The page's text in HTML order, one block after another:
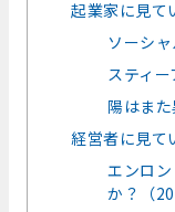
起業家に見て
ソーシ
スティ
陽はまた
経営者に見て
エンロ
か？（